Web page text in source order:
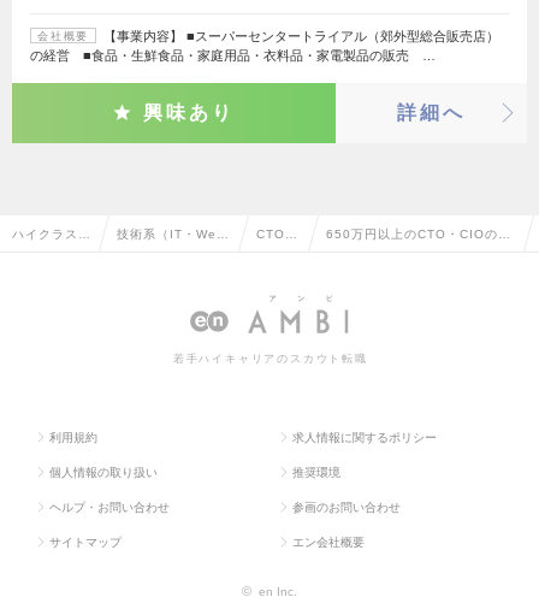
会社概要
【事業内容】 ■スーパーセンタートライアル（郊外型総合販売店）
の経営 ■食品・生鮮食品・家庭用品・衣料品・家電製品の販売 …
興味あり 詳細へ
ハイクラス求 技術系（IT・We CTO・ 650万円以上のCTO・CIOの転
若手ハイキャリアのスカウト転職
利用規約 求人情報に関するポリシー
個人情報の取り扱い 推奨環境
ヘルプ・お問い合わせ 参画のお問い合わせ
サイトマップ エン会社概要
© en Inc.